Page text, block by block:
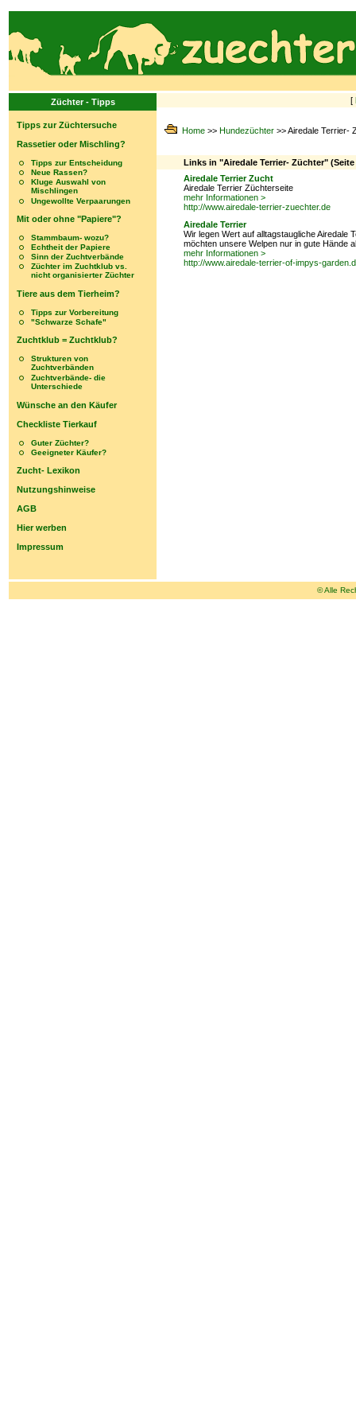
Züchter - Tipps
Tipps zur Züchtersuche
Rassetier oder Mischling?
Tipps zur Entscheidung
Neue Rassen?
Kluge Auswahl von
Mischlingen
Ungewollte Verpaarungen
Mit oder ohne "Papiere"?
Stammbaum- wozu?
Echtheit der Papiere
Sinn der Zuchtverbände
Züchter im Zuchtklub vs.
nicht organisierter Züchter
Tiere aus dem Tierheim?
Tipps zur Vorbereitung
"Schwarze Schafe"
Zuchtklub = Zuchtklub?
Strukturen von
Zuchtverbänden
Zuchtverbände- die
Unterschiede
Wünsche an den Käufer
Checkliste Tierkauf
Guter Züchter?
Geeigneter Käufer?
Zucht- Lexikon
Nutzungshinweise
AGB
Hier werben
Impressum
[
Home >> Hundezüchter >> Airedale Terrier-
Links in "Airedale Terrier- Züchter" (Seite
Airedale Terrier Zucht
Airedale Terrier Züchterseite
mehr Informationen >
http://www.airedale-terrier-zuechter.de
Airedale Terrier
Wir legen Wert auf alltagstaugliche Airedale
möchten unsere Welpen nur in gute Hände
mehr Informationen >
http://www.airedale-terrier-of-impys-
© Alle